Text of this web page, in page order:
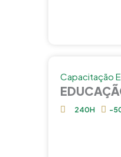
Capacitação
240H -